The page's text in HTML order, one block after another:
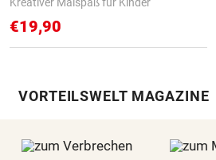
€19,90
VORTEILSWELT MAGAZINE